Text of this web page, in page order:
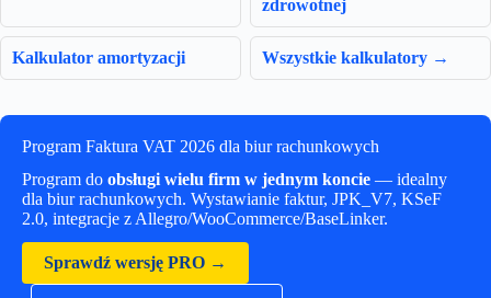
zdrowotnej
Kalkulator amortyzacji Wszystkie kalkulatory →
Program Faktura VAT 2026 dla biur rachunkowych
Program do obsługi wielu firm w jednym koncie — idealny
dla biur rachunkowych. Wystawianie faktur, JPK_V7, KSeF
2.0, integracje z Allegro/WooCommerce/BaseLinker.
Sprawdź wersję PRO →